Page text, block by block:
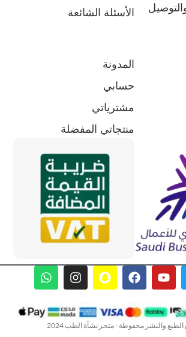
الأسئلة الشائعة
المدونة
حسابي
مشترياتي
منتجاتي المفضلة
والنشر محفوظة - متجر نشأة الطب 2024